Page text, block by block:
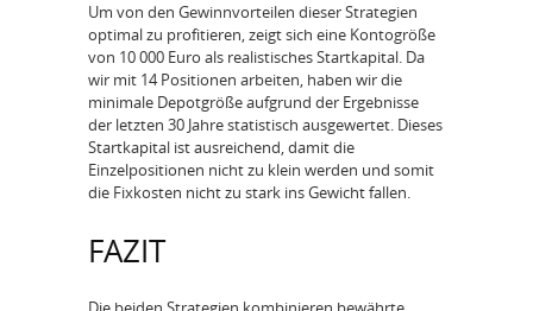
Um von den Gewinnvorteilen dieser Strategien
optimal zu profitieren, zeigt sich eine Kontogröße
von 10 000 Euro als realistisches Startkapital. Da
wir mit 14 Positionen arbeiten, haben wir die
minimale Depotgröße aufgrund der Ergebnisse
der letzten 30 Jahre statistisch ausgewertet. Dieses
Startkapital ist ausreichend, damit die
Einzelpositionen nicht zu klein werden und somit
die Fixkosten nicht zu stark ins Gewicht fallen.
FAZIT